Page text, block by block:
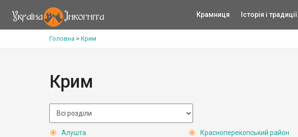
Крамниця Історія і традиції
Головна > Крим
Крим
Алушта
Красноперекопський район